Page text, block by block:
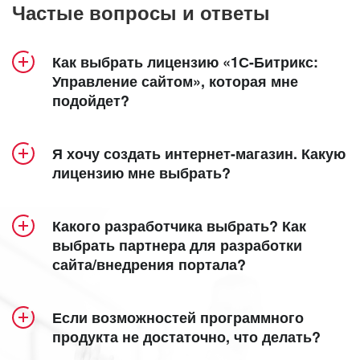
Частые вопросы и ответы
Как выбрать лицензию «1С-Битрикс:
Управление сайтом», которая мне
подойдет?
Продукт «1С-Битрикс: Управление сайтом»
включает 5 лицензий – «Старт», «Стандарт»,
Посмотрите удобную детальную
таблицу
сравнения лицензий, в которой наглядно
представлен функционал каждой из них.
Общие сведения:
Я хочу создать интернет-магазин. Какую
лицензию мне выбрать?
лицензиях
«Малый бизнес» ,«Бизнес»
«Энтерпрайз».
Кроме того, специально для самых
разработали собственнуюeCommerce-
платформудля продаж в интернете,
Какого разработчика выбрать? Как
выбрать партнера для разработки
сайта/внедрения портала?
Все зависит от ваших задач и требований. Мы
предлагаем несколько вариантов поиска
Если возможностей программного
продукта не достаточно, что делать?